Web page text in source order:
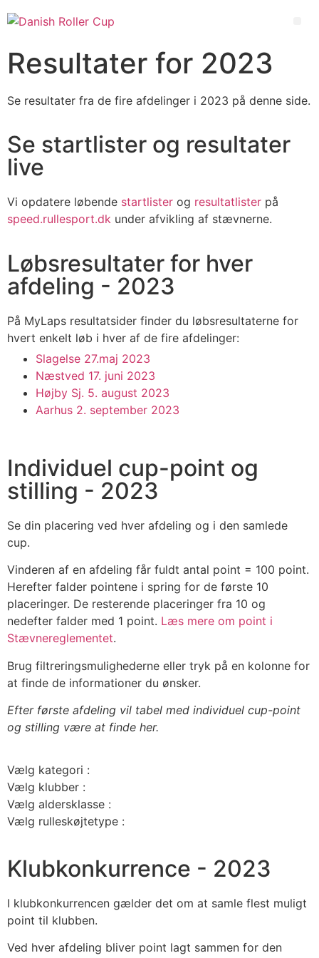
Resultater for 2023
Se resultater fra de fire afdelinger i 2023 på denne side.
Se startlister og resultater
live
Vi opdatere løbende startlister og resultatlister på
speed.rullesport.dk under afvikling af stævnerne.
Løbsresultater for hver
afdeling - 2023
På MyLaps resultatsider finder du løbsresultaterne for
hvert enkelt løb i hver af de fire afdelinger:
Slagelse 27.maj 2023
Næstved 17. juni 2023
Højby Sj. 5. august 2023
Aarhus 2. september 2023
Individuel cup-point og
stilling - 2023
Se din placering ved hver afdeling og i den samlede
cup.
Vinderen af en afdeling får fuldt antal point = 100 point.
Herefter falder pointene i spring for de første 10
placeringer. De resterende placeringer fra 10 og
nedefter falder med 1 point. Læs mere om point i
Stævnereglementet.
Brug filtreringsmulighederne eller tryk på en kolonne for
at finde de informationer du ønsker.
Efter første afdeling vil tabel med individuel cup-point
og stilling være at finde her.
Vælg kategori :
Vælg klubber :
Vælg aldersklasse :
Vælg rulleskøjtetype :
Klubkonkurrence - 2023
I klubkonkurrencen gælder det om at samle flest muligt
point til klubben.
Ved hver afdeling bliver point lagt sammen for den